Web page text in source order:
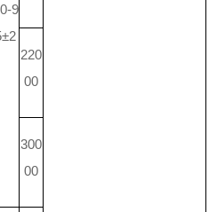
9
220
00
300
00